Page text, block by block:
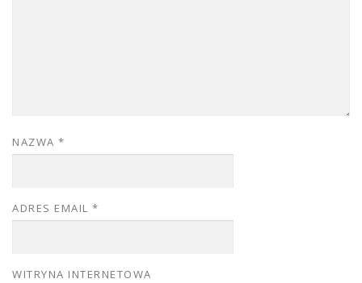
NAZWA *
ADRES EMAIL *
WITRYNA INTERNETOWA